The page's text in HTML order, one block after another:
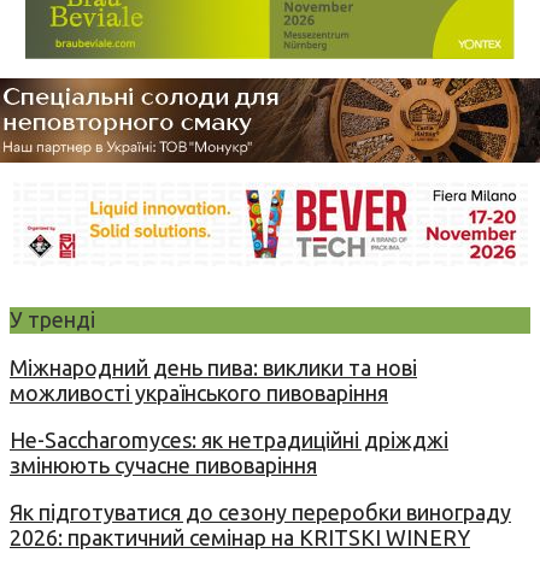
У тренді
Міжнародний день пива: виклики та нові
можливості українського пивоваріння
Не-Saccharomyces: як нетрадиційні дріжджі
змінюють сучасне пивоваріння
Як підготуватися до сезону переробки винограду
2026: практичний семінар на KRITSKI WINERY